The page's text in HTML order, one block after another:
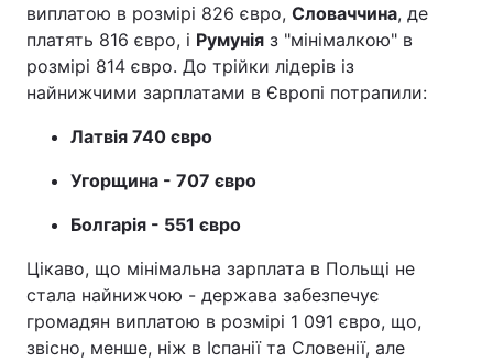
виплатою в розмірі 826 євро, Словаччина, де
платять 816 євро, і Румунія з "мінімалкою" в
розмірі 814 євро. До трійки лідерів із
найнижчими зарплатами в Європі потрапили:
Латвія 740 євро
Угорщина - 707 євро
Болгарія - 551 євро
Цікаво, що мінімальна зарплата в Польщі не
стала найнижчою - держава забезпечує
громадян виплатою в розмірі 1 091 євро, що,
звісно, менше, ніж в Іспанії та Словенії, але